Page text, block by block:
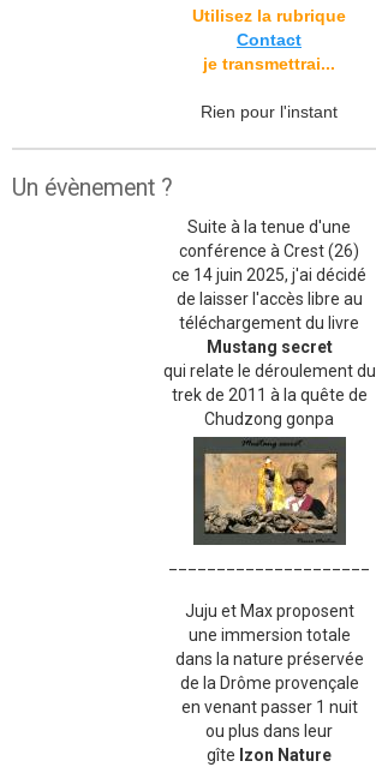
Utilisez la rubrique
Contact
je transmettrai...
Rien pour l'instant
Un évènement ?
Suite à la tenue d'une
conférence à Crest (26)
ce 14 juin 2025, j'ai décidé
de laisser l'accès libre au
téléchargement du livre
Mustang secret
qui relate le déroulement du
trek de 2011 à la quête de
Chudzong gonpa
Juju et Max proposent
une immersion totale
dans la nature préservée
de la Drôme provençale
en venant passer 1 nuit
ou plus dans leur
gîte Izon Nature